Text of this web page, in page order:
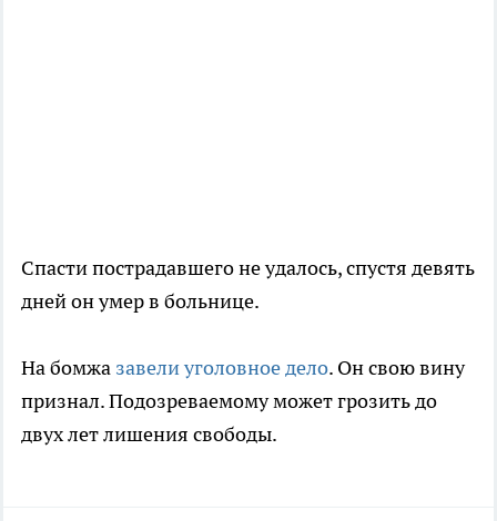
Спасти пострадавшего не удалось, спустя девять
дней он умер в больнице.
На бомжа завели уголовное дело. Он свою вину
признал. Подозреваемому может грозить до
двух лет лишения свободы.